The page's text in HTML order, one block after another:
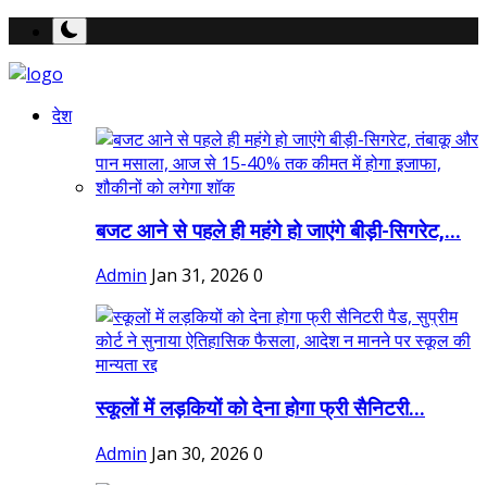
देश
बजट आने से पहले ही महंगे हो जाएंगे बीड़ी-सिगरेट,...
Admin Jan 31, 2026 0
स्कूलों में लड़कियों को देना होगा फ्री सैनिटरी...
Admin Jan 30, 2026 0